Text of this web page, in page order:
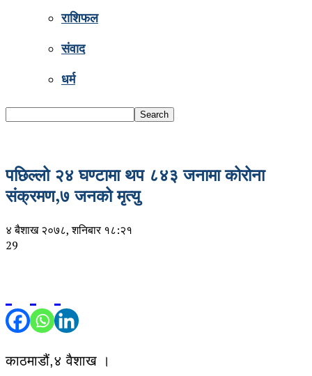
राशिफल
संवाद
धर्म
पछिल्लो २४ घण्टामा थप ८४३ जनामा कोरोना
संक्रमण,७ जनको मृत्यु
४ बैशाख २०७८, शनिबार १८:२१
29
काठमाडौं,४ वैशाख ।